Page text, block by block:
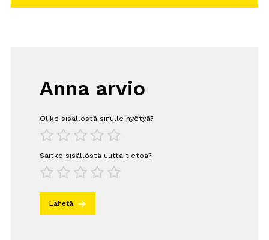
Anna arvio
Oliko sisällöstä sinulle hyötyä?
4
3
2
1
Saitko sisällöstä uutta tietoa?
4
3
2
1
Lähetä